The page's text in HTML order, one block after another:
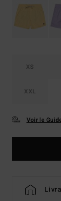
XS
XXL
Voir le